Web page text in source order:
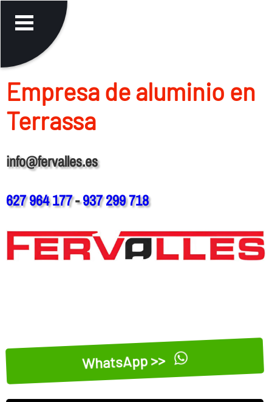
Empresa de aluminio en
Terrassa
info@fervalles.es
627 964 177-937 299 718
WhatsApp >>